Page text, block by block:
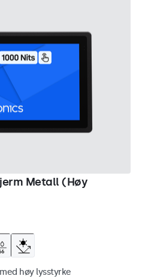
Metall (Høy
høy lysstyrke